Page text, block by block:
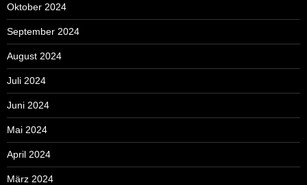
Oktober 2024
September 2024
August 2024
Juli 2024
Juni 2024
Mai 2024
April 2024
März 2024